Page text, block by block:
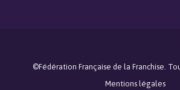
©Fédération Française de la Franchise.
Mentions légales